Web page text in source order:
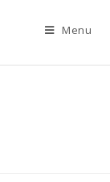
Menu